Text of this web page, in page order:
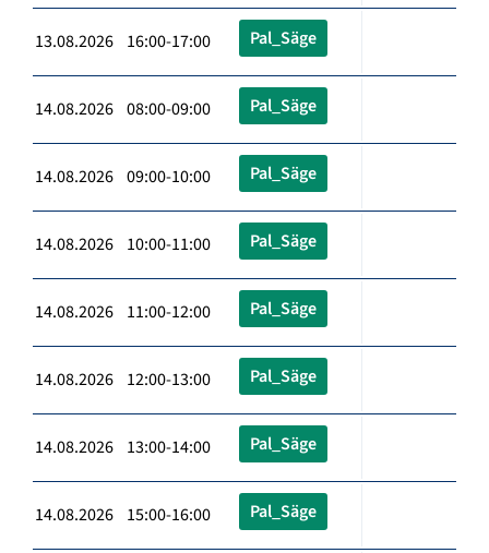
13.08.2026 16:00-17:00 Pal_Säge
14.08.2026 08:00-09:00 Pal_Säge
14.08.2026 09:00-10:00 Pal_Säge
14.08.2026 10:00-11:00 Pal_Säge
14.08.2026 11:00-12:00 Pal_Säge
14.08.2026 12:00-13:00 Pal_Säge
14.08.2026 13:00-14:00 Pal_Säge
14.08.2026 15:00-16:00 Pal_Säge